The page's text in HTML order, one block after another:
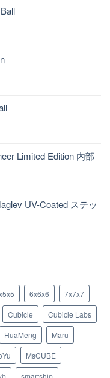
Limited Edition 内部
UV-Coated ステッ
6x6x6
7x7x7
Cubicle
Cubicle Labs
HuaMeng
Maru
MsCUBE
smartship